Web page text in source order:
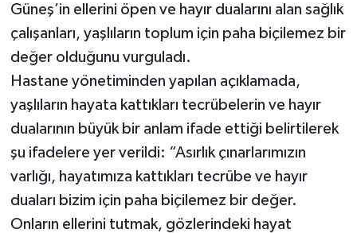
Güneş’in ellerini öpen ve hayır dualarını alan sağlık
çalışanları, yaşlıların toplum için paha biçilemez bir
değer olduğunu vurguladı.
Hastane yönetiminden yapılan açıklamada,
yaşlıların hayata kattıkları tecrübelerin ve hayır
dualarının büyük bir anlam ifade ettiği belirtilerek
şu ifadelere yer verildi: “Asırlık çınarlarımızın
varlığı, hayatımıza kattıkları tecrübe ve hayır
duaları bizim için paha biçilemez bir değer.
Onların ellerini tutmak, gözlerindeki hayat